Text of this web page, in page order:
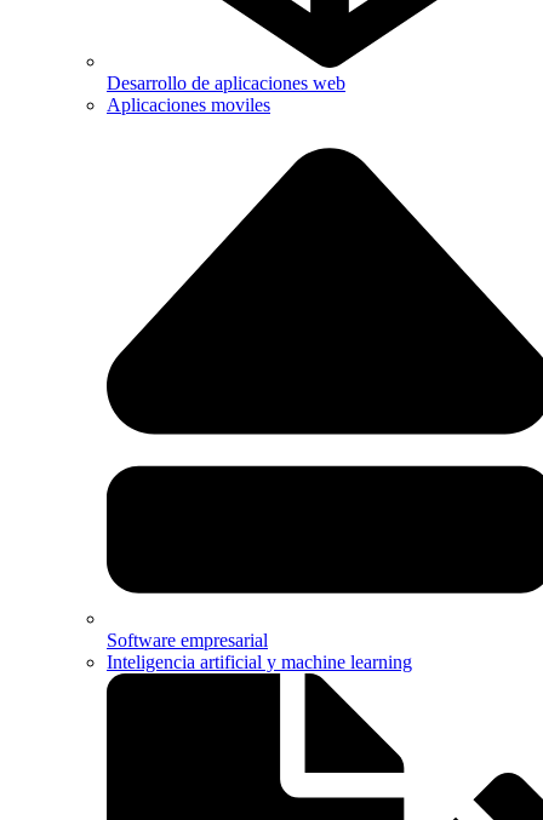
Desarrollo de aplicaciones web
Aplicaciones moviles
Software empresarial
Inteligencia artificial y machine learning